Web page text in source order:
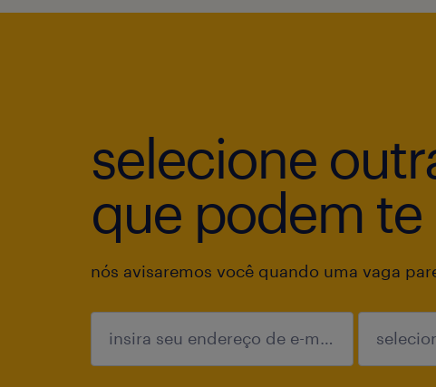
selecione
que podem te
nós avisaremos você quando uma vaga
enviar